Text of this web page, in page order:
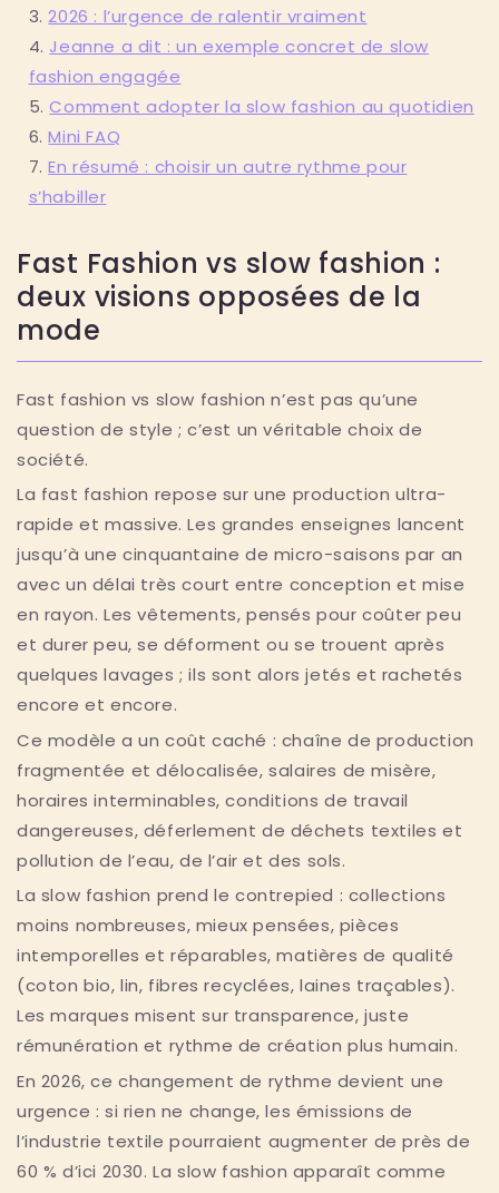
2026 : l’urgence de ralentir vraiment
Jeanne a dit : un exemple concret de slow
fashion engagée
Comment adopter la slow fashion au quotidien
Mini FAQ
En résumé : choisir un autre rythme pour
s’habiller
Fast Fashion vs slow fashion :
deux visions opposées de la
mode
Fast fashion vs slow fashion n’est pas qu’une
question de style ; c’est un véritable choix de
société.
La fast fashion repose sur une production ultra-
rapide et massive. Les grandes enseignes lancent
jusqu’à une cinquantaine de micro-saisons par an
avec un délai très court entre conception et mise
en rayon. Les vêtements, pensés pour coûter peu
et durer peu, se déforment ou se trouent après
quelques lavages ; ils sont alors jetés et rachetés
encore et encore.
Ce modèle a un coût caché : chaîne de production
fragmentée et délocalisée, salaires de misère,
horaires interminables, conditions de travail
dangereuses, déferlement de déchets textiles et
pollution de l’eau, de l’air et des sols.
La slow fashion prend le contrepied : collections
moins nombreuses, mieux pensées, pièces
intemporelles et réparables, matières de qualité
(coton bio, lin, fibres recyclées, laines traçables).
Les marques misent sur transparence, juste
rémunération et rythme de création plus humain.
En 2026, ce changement de rythme devient une
urgence : si rien ne change, les émissions de
l’industrie textile pourraient augmenter de près de
60 % d’ici 2030. La slow fashion apparaît comme